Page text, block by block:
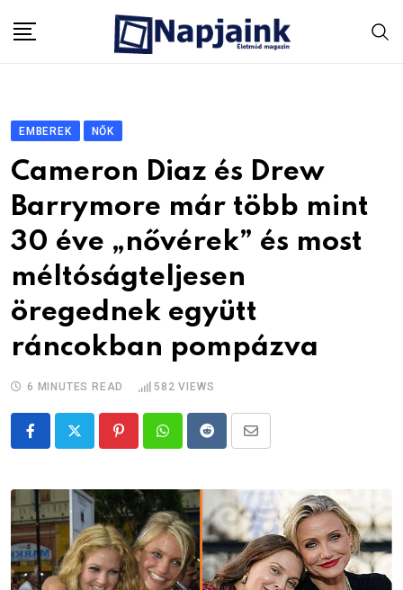
EMBEREK NŐK
Cameron Diaz és Drew
Barrymore már több mint
30 éve „nővérek” és most
méltóságteljesen
öregednek együtt
ráncokban pompázva
6 MINUTES READ 582 VIEWS
PinterestWhatsappRedditShare
Email